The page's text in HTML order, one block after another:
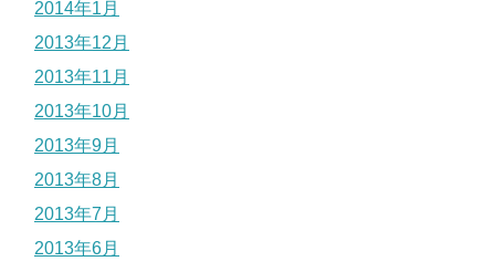
2014年1月
2013年12月
2013年11月
2013年10月
2013年9月
2013年8月
2013年7月
2013年6月